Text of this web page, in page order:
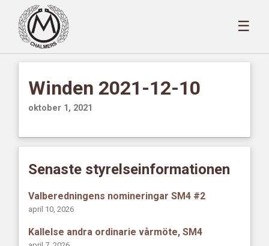
☰
Winden 2021-12-10
oktober 1, 2021
Senaste styrelseinformationen
Valberedningens nomineringar SM4 #2
april 10, 2026
Kallelse andra ordinarie vårmöte, SM4